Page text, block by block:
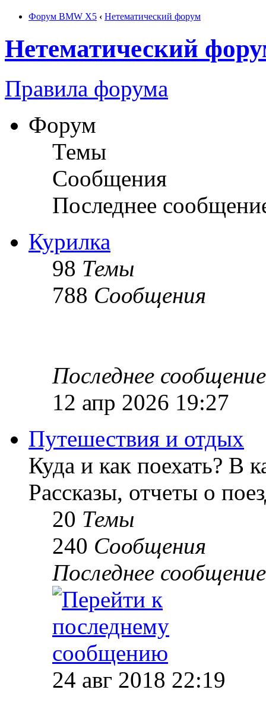
Форум BMW X5 ‹ Нетематический форум
Нетематический
Правила форума
Форум
Темы
Сообщения
Последнее
Курилка
98 Темы
788 Сообщения
Последнее сообщение
12 апр 2026 19:27
Путешествия и отдых
Куда и как поехать? В
Рассказы, отчеты о
20 Темы
240 Сообщения
Последнее сообщение
24 авг 2018 22:19